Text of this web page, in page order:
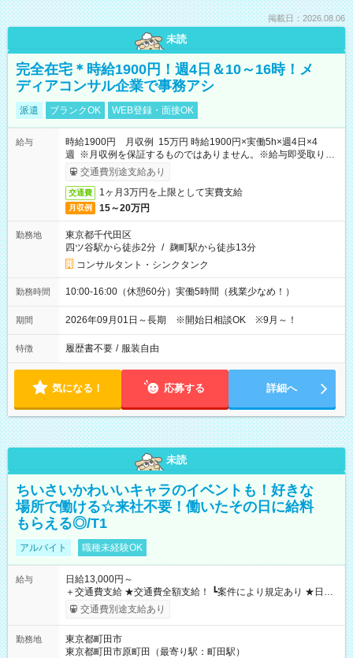
掲載日：2026.08.06
未読
完全在宅＊時給1900円！週4日＆10～16時！メ
ディアコンサル企業で事務アシ
派遣 ブランクOK WEB登録・面接OK
給与
時給1900円 月収例 15万円 時給1900円×実働5h×週4日×4
週 ※月収例を保証するものではありません。※給与即受取りサ
ービス利用可（利用条件有）
交通費別途支給あり
交通費 1ヶ月3万円を上限として実費支給
月収例 15～20万円
勤務地
東京都千代田区
四ツ谷駅から徒歩2分 / 麹町駅から徒歩13分
コンサルタント・シンクタンク
勤務時間 10:00-16:00（休憩60分）実働5時間（残業少なめ！）
期間 2026年09月01日～長期 ※開始日相談OK ※9月～！
特徴 履歴書不要 / 服装自由
気になる！ 応募する 詳細へ
未読
ちいさいかわいいキャラのイベントも！好きな
場所で働ける☆来社不要！働いたその日に給料
もらえる◎/T1
アルバイト 職種未経験OK
給与
日給13,000円～
＋交通費支給 ★交通費全額支給！ ┗案件により規定あり ★日払
いOK！（規定あり） ┗働いたその日に現金GET♪ お仕事後はコ
ンビニATMから 日払い分を引き落とせます！ 【試用期間】試
交通費別途支給あり
勤務地
東京都町田市
東京都町田市原町田（最寄り駅：町田駅）